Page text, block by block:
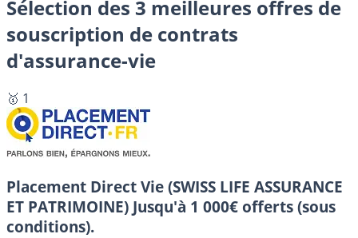
Sélection des 3 meilleures offres de
souscription de contrats
d'assurance-vie
🥇 1
Placement Direct Vie (SWISS LIFE ASSURANCE
ET PATRIMOINE) Jusqu'à 1 000€ offerts (sous
conditions).